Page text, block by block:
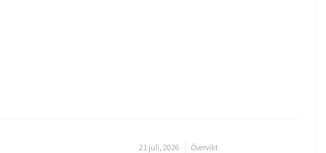
21 juli, 2026 Övervikt